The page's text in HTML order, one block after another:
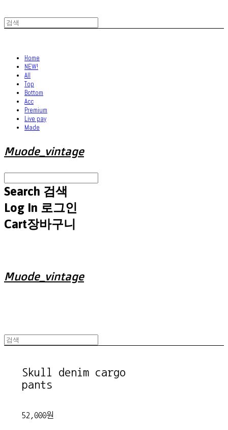
Home
NEW!
All
Top
Bottom
Acc
Premium
Live pay
Made
Muode_vintage
Search 검색
Log In 로그인
Cart장바구니
Muode_vintage
Skull denim cargo
pants
52,000원